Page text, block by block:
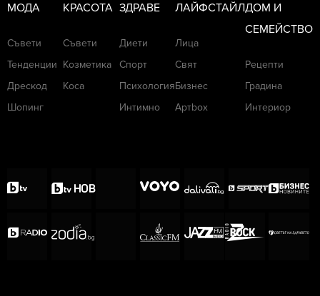
МОДА
Съвети
Тенденции
Дрескод
Шопинг
КРАСОТА
Съвети
Козметика
Коса
ЗДРАВЕ
Диети
Спорт
Психология
Интимно
ЛАЙФСТАЙЛ
Лица
Свят
Бизнес
Артbox
ДОМ И
СЕМЕЙСТВО
Рецепти
Градина
Интериор